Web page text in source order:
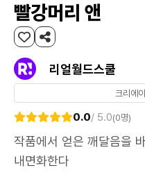
빨강머리 앤
리얼월드스쿨
크리에
0.0/ 5.0(0명)
작품에서 얻은 깨달음을
내면화한다